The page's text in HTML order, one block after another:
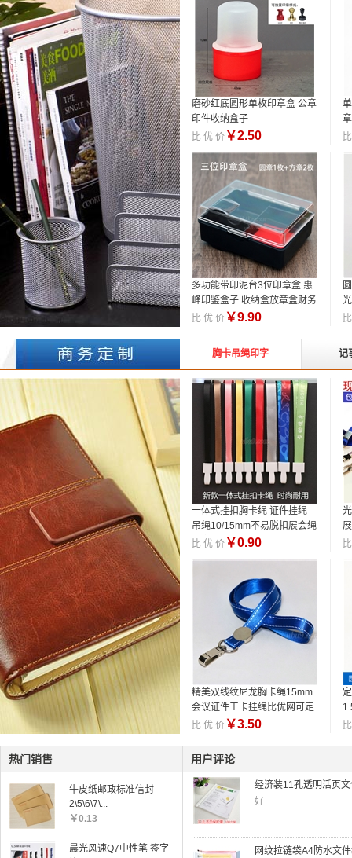
磨砂红底圆形单枚印章盒 公章
印件收纳盒子
比 优 价 ￥2.50
多功能带印泥台3位印章盒 惠
峰印鉴盒子 收纳盒放章盒财务
比 优 价 ￥9.90
胸卡吊绳印字 记
一体式挂扣胸卡绳 证件挂绳
吊绳10/15mm不易脱扣展会绳
可定制
比 优 价 ￥0.90
制
精美双线纹尼龙胸卡绳15mm
会议证件工卡挂绳比优网可定
做
比 优 价 ￥3.50
热门销售
牛皮纸邮政标准信封
2\5\6\7\...
￥0.13
晨光风速Q7中性笔 签字
用户评论
经济装11孔透明活页
网纹拉链袋A4防水文
好
经济装11孔透明活页